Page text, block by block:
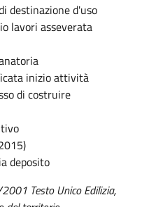
destinazione d'uso
lavori asseverata
inizio attività
di costruire
deposito
Testo Unico Edilizia,